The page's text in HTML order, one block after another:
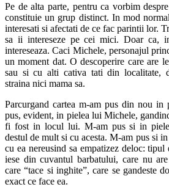
Pe de alta parte, pentru ca vorbim
constituie un grup distinct. In mod
interesati si afectati de ce fac parintii lor.
sa ii intereseze pe cei mici. Doar ca,
intereseaza. Caci Michele, personajul
un moment dat. O descoperire care are
sau si cu alti cativa tati din localitate,
straina nici mama sa.
Parcurgand cartea m-am pus din nou in
pus, evident, in pielea lui Michele,
fi fost in locul lui. M-am pus si in
destul de mult si cu acesta. M-am pus si
cu ea nereusind sa empatizez deloc: tipul
iese din cuvantul barbatului, care nu
care “tace si inghite”, care se gandeste
exact ce face ea.